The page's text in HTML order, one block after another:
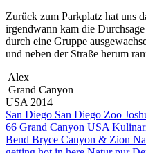
Zurück zum Parkplatz hat uns
irgendwann kam die
durch eine Gruppe
und neben der Straße herum
Alex
Grand Canyon
USA 2014
San Diego San Diego Zoo
66 Grand Canyon USA
Bend Bryce Canyon & Zion